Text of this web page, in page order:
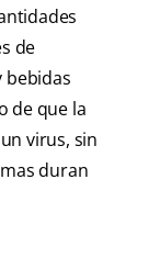
de
bebidas
de que la
virus, sin
duran